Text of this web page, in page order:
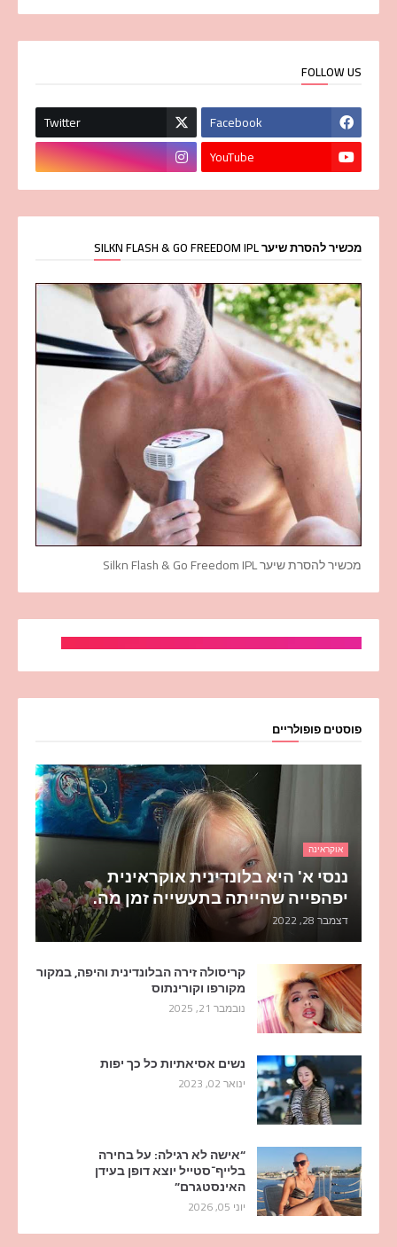
FOLLOW US
Facebook
Twitter
YouTube
מכשיר להסרת שיער SILKN FLASH & GO FREEDOM IPL
מכשיר להסרת שיער Silkn Flash & Go Freedom IPL
פוסטים פופולריים
אוקראינה
ננסי א' היא בלונדינית אוקראינית
יפהפייה שהייתה בתעשייה זמן מה.
דצמבר 28, 2022
קריסולה זירה הבלונדינית והיפה, במקור
מקורפו וקורינתוס
נובמבר 21, 2025
נשים אסיאתיות כל כך יפות
ינואר 02, 2023
“אישה לא רגילה: על בחירה
בלייף־סטייל יוצא דופן בעידן
האינסטגרם”
יוני 05, 2026